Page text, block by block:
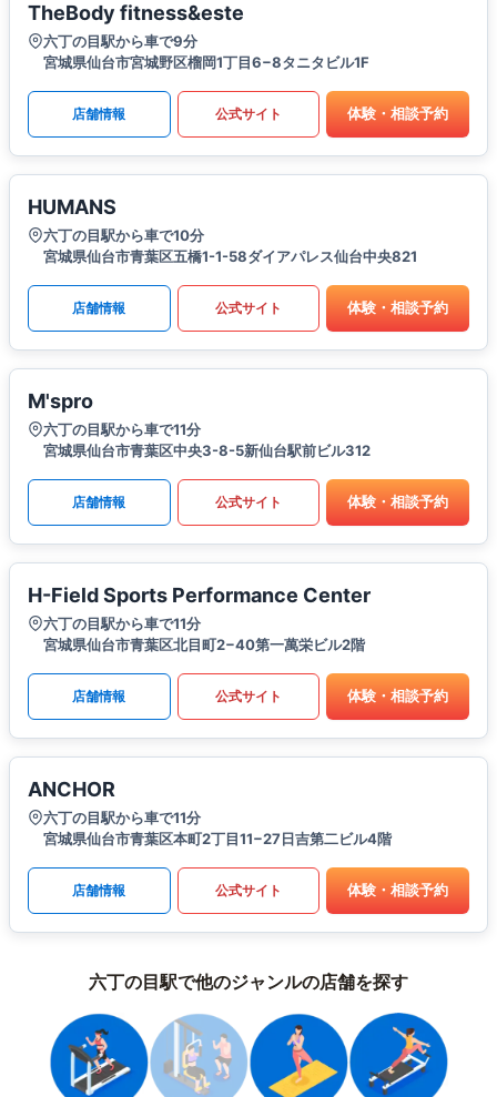
TheBody fitness&este
六丁の目駅から車で9分
宮城県仙台市宮城野区榴岡1丁目6−8タニタビル1F
店舗情報 公式サイト 体験・相談予約
HUMANS
六丁の目駅から車で10分
宮城県仙台市青葉区五橋1-1-58ダイアパレス仙台中央821
店舗情報 公式サイト 体験・相談予約
M'spro
六丁の目駅から車で11分
宮城県仙台市青葉区中央3-8-5新仙台駅前ビル312
店舗情報 公式サイト 体験・相談予約
H-Field Sports Performance Center
六丁の目駅から車で11分
宮城県仙台市青葉区北目町2−40第一萬栄ビル2階
店舗情報 公式サイト 体験・相談予約
ANCHOR
六丁の目駅から車で11分
宮城県仙台市青葉区本町2丁目11−27日吉第二ビル4階
店舗情報 公式サイト 体験・相談予約
六丁の目駅で他のジャンルの店舗を探す